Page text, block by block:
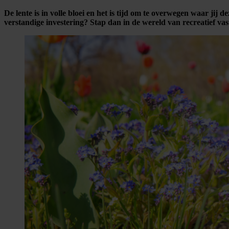
De lente is in volle bloei en het is tijd om te overwegen waar jij
verstandige investering? Stap dan in de wereld van recreatief